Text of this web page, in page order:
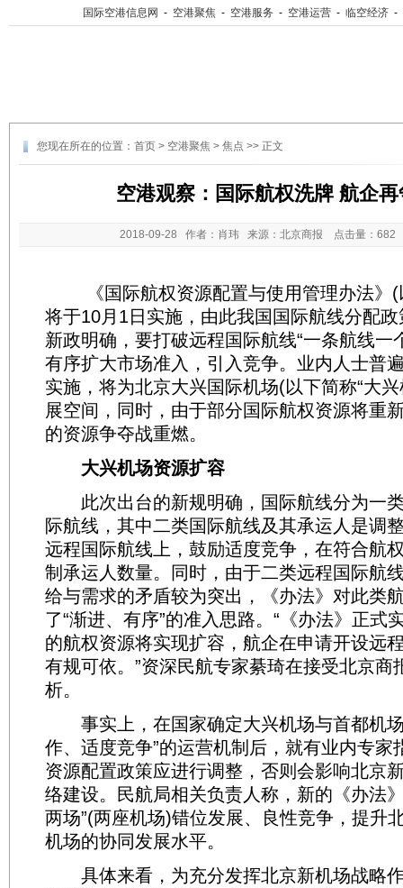
国际空港信息网 - 空港聚焦 - 空港服务 - 空港运营 - 临空经济 -
您现在所在的位置： 首页 > 空港聚焦 > 焦点 >> 正文
空港观察：国际航权洗牌 航企再
2018-09-28 作者：肖玮 来源：北京商报 点击量：
《国际航权资源配置与使用管理办法》(
将于10月1日实施，由此我国国际航线分配
新政明确，要打破远程国际航线“一条航线一
有序扩大市场准入，引入竞争。业内人士普
实施，将为北京大兴国际机场(以下简称“大
展空间，同时，由于部分国际航权资源将重
的资源争夺战重燃。
大兴机场资源扩容
此次出台的新规明确，国际航线分为一
际航线，其中二类国际航线及其承运人是调
远程国际航线上，鼓励适度竞争，在符合航
制承运人数量。同时，由于二类远程国际航
给与需求的矛盾较为突出，《办法》对此类
了“渐进、有序”的准入思路。“《办法》正式
的航权资源将实现扩容，航企在申请开设远
有规可依。”资深民航专家綦琦在接受北京商
析。
事实上，在国家确定大兴机场与首都机场
作、适度竞争”的运营机制后，就有业内专家
资源配置政策应进行调整，否则会影响北京
络建设。民航局相关负责人称，新的《办法
两场”(两座机场)错位发展、良性竞争，提升
机场的协同发展水平。
具体来看，为充分发挥北京新机场战略